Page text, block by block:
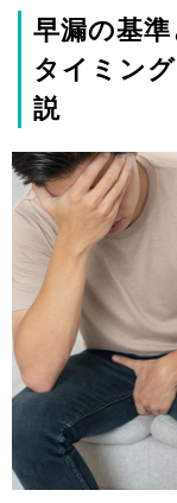
早漏の基
タイミン
説